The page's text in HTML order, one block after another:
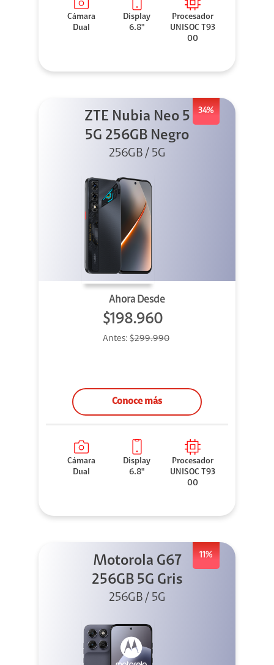
Cámara
Dual
Display
6.8"
Procesador
UNISOC T93
00
34%
ZTE Nubia Neo 5
5G 256GB Negro
256GB / 5G
Ahora Desde
$198.960
Antes: $299.990
Conoce más
Cámara
Dual
Display
6.8"
Procesador
UNISOC T93
00
11%
Motorola G67
256GB 5G Gris
256GB / 5G